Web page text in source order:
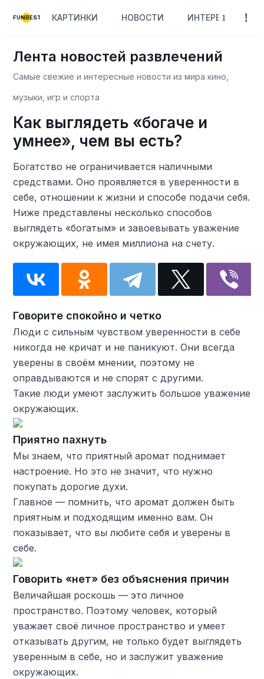
FUNBEST КАРТИНКИ НОВОСТИ ИНТЕРЕСНОЕ
Лента новостей развлечений
Самые свежие и интересные новости из мира кино,
музыки, игр и спорта
Как выглядеть «богаче и
умнее», чем вы есть?
Богатство не ограничивается наличными
средствами. Оно проявляется в уверенности в
себе, отношении к жизни и способе подачи себя.
Ниже представлены несколько способов
выглядеть «богатым» и завоевывать уважение
окружающих, не имея миллиона на счету.
Говорите спокойно и четко
Люди с сильным чувством уверенности в себе
никогда не кричат и не паникуют. Они всегда
уверены в своём мнении, поэтому не
оправдываются и не спорят с другими.
Такие люди умеют заслужить большое уважение
окружающих.
Приятно пахнуть
Мы знаем, что приятный аромат поднимает
настроение. Но это не значит, что нужно
покупать дорогие духи.
Главное — помнить, что аромат должен быть
приятным и подходящим именно вам. Он
показывает, что вы любите себя и уверены в
себе.
Говорить «нет» без объяснения причин
Величайшая роскошь — это личное
пространство. Поэтому человек, который
уважает своё личное пространство и умеет
отказывать другим, не только будет выглядеть
уверенным в себе, но и заслужит уважение
окружающих.